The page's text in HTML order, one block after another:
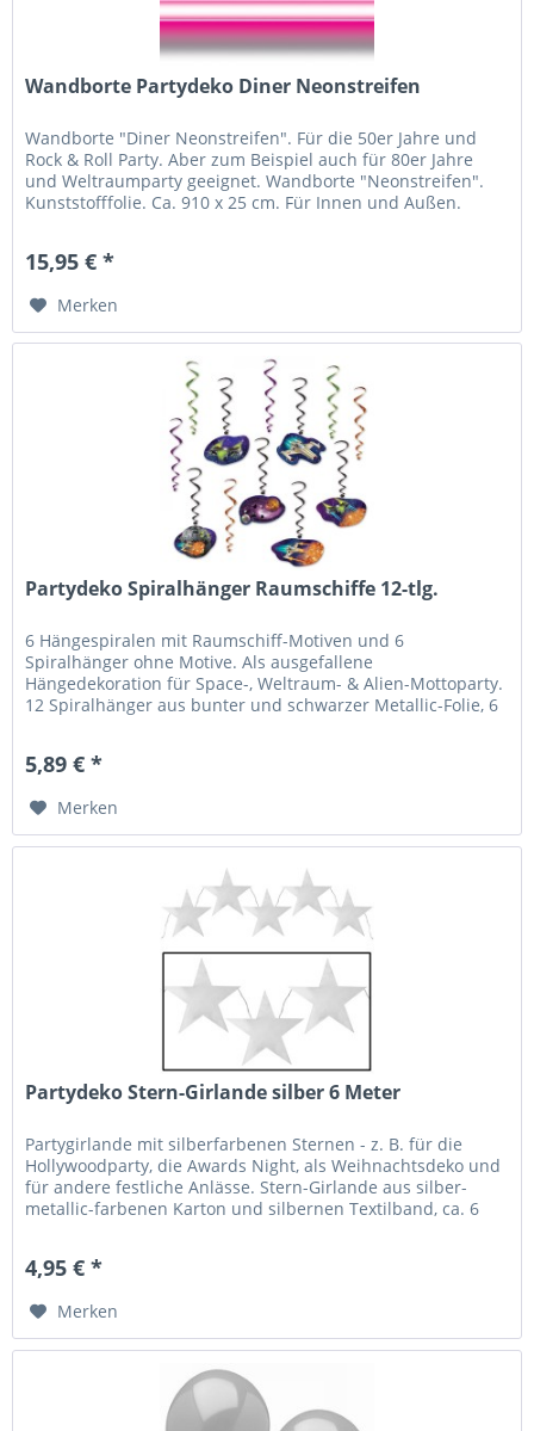
Wandborte Partydeko Diner Neonstreifen
Wandborte "Diner Neonstreifen". Für die 50er Jahre und
Rock & Roll Party. Aber zum Beispiel auch für 80er Jahre
und Weltraumparty geeignet. Wandborte "Neonstreifen".
Kunststofffolie. Ca. 910 x 25 cm. Für Innen und Außen.
15,95 € *
Merken
Partydeko Spiralhänger Raumschiffe 12-tlg.
6 Hängespiralen mit Raumschiff-Motiven und 6
Spiralhänger ohne Motive. Als ausgefallene
Hängedekoration für Space-, Weltraum- & Alien-Mottoparty.
12 Spiralhänger aus bunter und schwarzer Metallic-Folie, 6
5,89 € *
Merken
Partydeko Stern-Girlande silber 6 Meter
Partygirlande mit silberfarbenen Sternen - z. B. für die
Hollywoodparty, die Awards Night, als Weihnachtsdeko und
für andere festliche Anlässe. Stern-Girlande aus silber-
metallic-farbenen Karton und silbernen Textilband, ca. 6
4,95 € *
Merken